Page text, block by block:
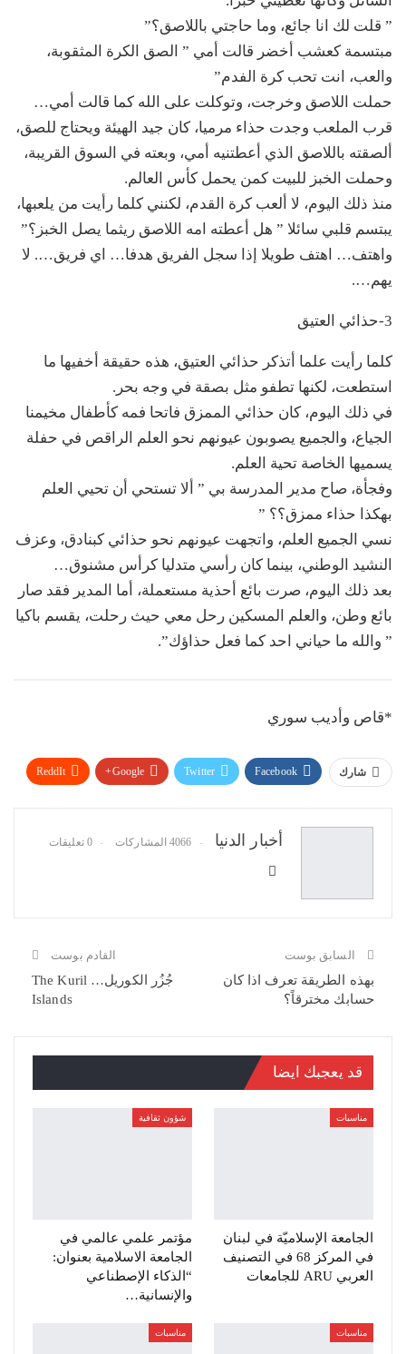
” قلت لك انا جائع، وما حاجتي باللاصق؟”
مبتسمة كعشب أخضر قالت أمي ” الصق الكرة المثقوبة،
والعب، انت تحب كرة الفدم”
حملت اللاصق وخرجت، وتوكلت على الله كما قالت أمي…
قرب الملعب وجدت حذاء مرميا، كان جيد الهيئة ويحتاج للصق،
ألصقته باللاصق الذي أعطتنيه أمي، وبعته في السوق القريبة،
وحملت الخبز للبيت كمن يحمل كأس العالم.
منذ ذلك اليوم، لا ألعب كرة القدم، لكنني كلما رأيت من يلعبها،
يبتسم قلبي سائلا ” هل أعطته امه اللاصق ريثما يصل الخبز؟”
واهتف… اهتف طويلا إذا سجل الفريق هدفا… اي فريق…. لا
يهم….
3-حذائي العتيق
كلما رأيت علما أتذكر حذائي العتيق، هذه حقيقة أخفيها ما
استطعت، لكنها تطفو مثل بصقة في وجه بحر.
في ذلك اليوم، كان حذائي الممزق فاتحا فمه كأطفال مخيمنا
الجياع، والجميع يصوبون عيونهم نحو العلم الراقص في حفلة
يسميها الخاصة تحية العلم.
وفجأة، صاح مدير المدرسة بي ” ألا تستحي أن تحيي العلم
بهكذا حذاء ممزق؟؟ ”
نسي الجميع العلم، واتجهت عيونهم نحو حذائي كبنادق، وعزف
النشيد الوطني، بينما كان رأسي متدليا كرأس مشنوق…
بعد ذلك اليوم، صرت بائع أحذية مستعملة، أما المدير فقد صار
بائع وطن، والعلم المسكين رحل معي حيث رحلت، يقسم باكيا
” والله ما حياني احد كما فعل حذاؤك”.
*قاص وأديب سوري
شارك Facebook
Twitter
Google+
ReddIt
أخبار الدنيا 4066 المشاركات 0 تعليقات
السابق بوست
بهذه الطريقة تعرف اذا كان
حسابك مخترقاً؟
القادم بوست
جُزُر الكوريل… The Kuril
Islands
قد يعجبك ايضا
مناسبات
الجامعة الإسلاميّة في لبنان
في المركز 68 في التصنيف
العربي ARU للجامعات
شؤون ثقافية
مؤتمر علمي عالمي في
الجامعة الاسلامية بعنوان:
“الذكاء الإصطناعي
والإنسانية…
مناسبات مناسبات